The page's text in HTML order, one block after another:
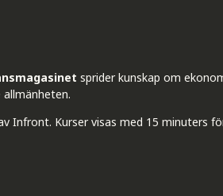
sprider kunskap om
Infront. Kurser visas med 15 minuters